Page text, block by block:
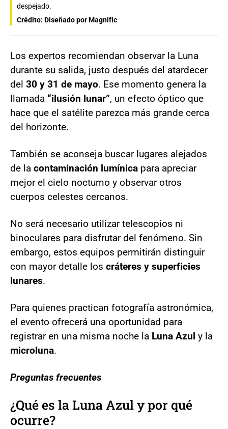
despejado.
Crédito: Diseñado por Magnific
Los expertos recomiendan observar la Luna
durante su salida, justo después del atardecer
del 30 y 31 de mayo. Ese momento genera la
llamada “ilusión lunar”, un efecto óptico que
hace que el satélite parezca más grande cerca
del horizonte.
También se aconseja buscar lugares alejados
de la contaminación lumínica para apreciar
mejor el cielo nocturno y observar otros
cuerpos celestes cercanos.
No será necesario utilizar telescopios ni
binoculares para disfrutar del fenómeno. Sin
embargo, estos equipos permitirán distinguir
con mayor detalle los cráteres y superficies
lunares.
Para quienes practican fotografía astronómica,
el evento ofrecerá una oportunidad para
registrar en una misma noche la Luna Azul y la
microluna.
Preguntas frecuentes
¿Qué es la Luna Azul y por qué
ocurre?